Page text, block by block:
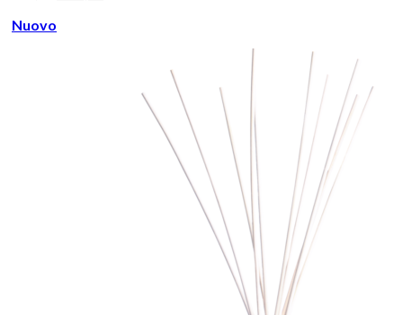
Nuovo